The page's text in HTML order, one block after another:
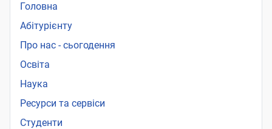
Головна
Абітурієнту
Про нас - сьогодення
Освіта
Наука
Ресурси та сервіси
Студенти